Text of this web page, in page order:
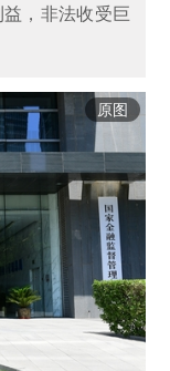
，非法收受巨
原图